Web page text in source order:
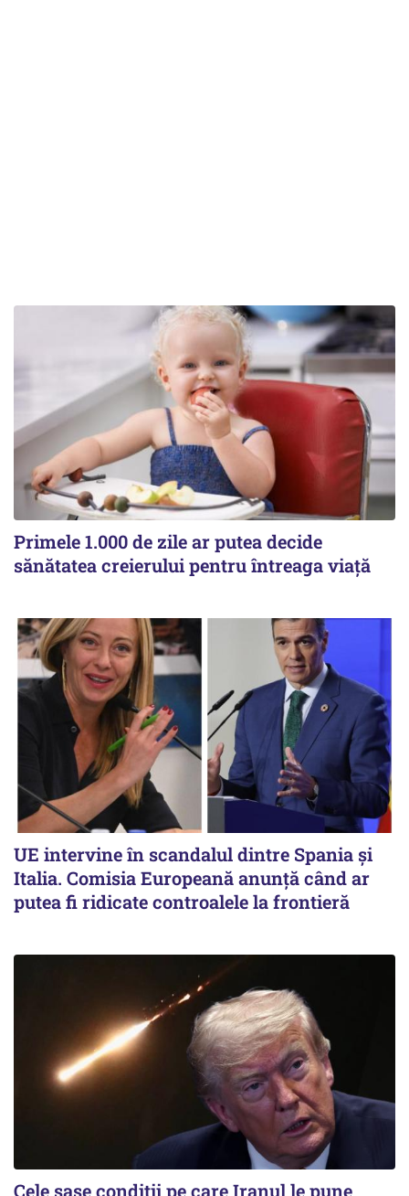
Primele 1.000 de zile ar putea decide
sănătatea creierului pentru întreaga viață
UE intervine în scandalul dintre Spania și
Italia. Comisia Europeană anunță când ar
putea fi ridicate controalele la frontieră
Cele șase condiții pe care Iranul le pune